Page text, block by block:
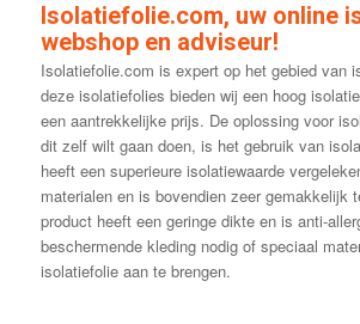
Isolatiefolie.com, uw online
webshop en adviseur!
Isolatiefolie.com is expert op het gebied van
deze isolatiefolies bieden wij een hoog
een aantrekkelijke prijs. De oplossing voor
dit zelf wilt gaan doen, is het gebruik van
heeft een superieure isolatiewaarde
materialen en is bovendien zeer gemakkelijk
product heeft een geringe dikte en is anti-
beschermende kleding nodig of speciaal
isolatiefolie aan te brengen.